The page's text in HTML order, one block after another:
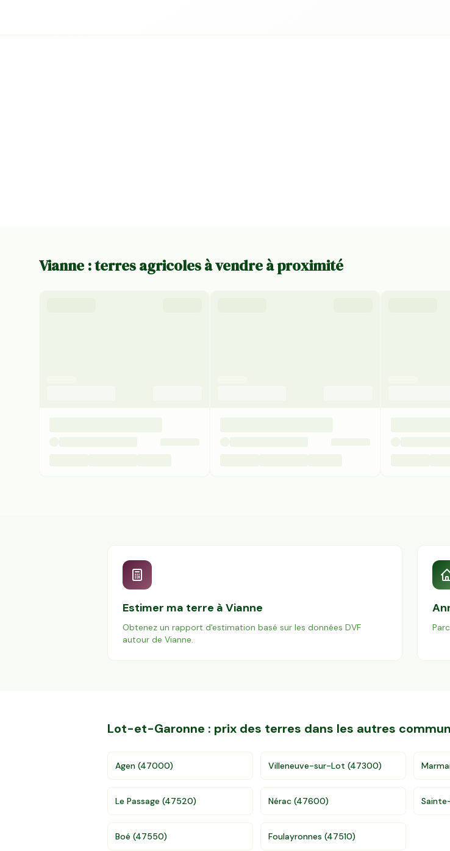
Vianne : terres agricoles à vendre à proximité
Estimer ma terre à Vianne
Obtenez un rapport d'estimation basé sur les données DVF
autour de Vianne.
Lot-et-Garonne : prix des terres dans les autres
Agen (47000) Villeneuve-sur-Lot (47300)
Le Passage (47520) Nérac (47600)
Boé (47550) Foulayronnes (47510)